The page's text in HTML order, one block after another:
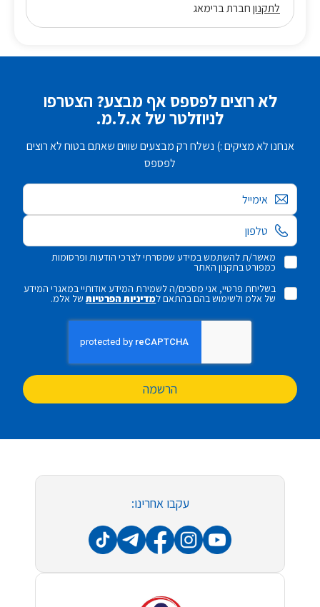
לתקנוןחברת ברימאג
לא רוצים לפספס אף מבצע? הצטרפו
לניוזלטר של א.ל.מ.
אנחנו לא מציקים :) נשלח רק מבצעים שווים שאתם בטוח לא רוצים
לפספס
אימייל
מאשר/ת להשתמש במידע שמסרתי לצרכי הודעות ופרסומות
כמפורט בתקנון האתר
בשליחת פרטיי, אני מסכים/ה לשמירת המידע אודותיי במאגרי המידע
של אלמ ולשימוש בהם בהתאם למדיניות הפרטיותשל אלמ.
הרשמה
עקבו אחרינו: